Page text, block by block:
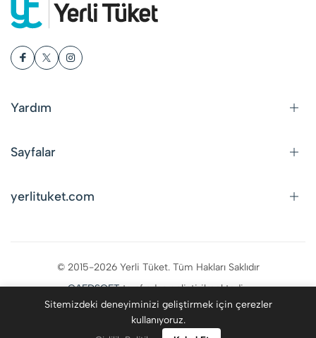
Yardım
Sayfalar
yerlituket.com
© 2015-2026 Yerli Tüket. Tüm Hakları Saklıdır
CAFDSOFTtarafından geliştirilmektedir.
Sitemizdeki deneyiminizi geliştirmek için çerezler
kullanıyoruz.
0